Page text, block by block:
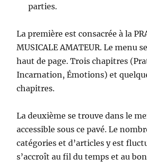
parties.
La première est consacrée à la
MUSICALE AMATEUR. Le menu
haut de page. Trois chapitres
Incarnation, Émotions) et
chapitres.
La deuxième se trouve dans le
accessible sous ce pavé. Le
catégories et d’articles y est
s’accroît au fil du temps et au